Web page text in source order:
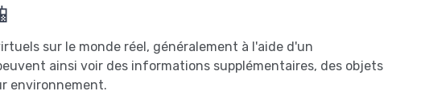
sur le monde réel, généralement à l'aide d'un
ainsi voir des informations supplémentaires, des objets
environnement.